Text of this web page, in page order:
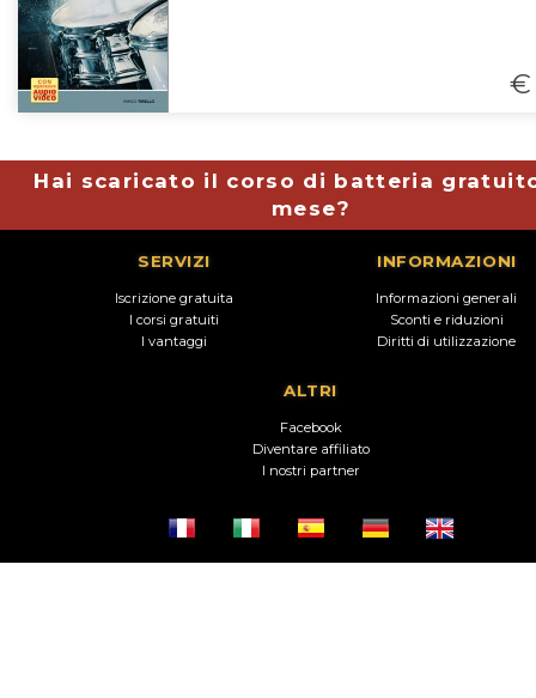
€
Hai scaricato il corso di batteria
mese?
SERVIZI
Iscrizione gratuita
I corsi gratuiti
I vantaggi
INFORMAZIONI
Informazioni generali
Sconti e riduzioni
Diritti di utilizzazione
ALTRI
Facebook
Diventare affiliato
I nostri partner